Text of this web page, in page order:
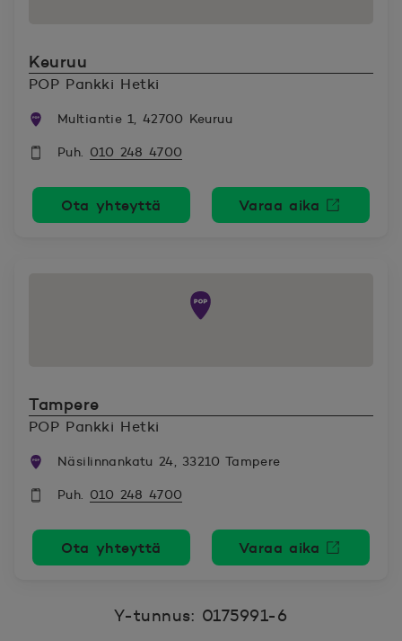
Keuruu
POP Pankki Hetki
Multiantie 1, 42700 Keuruu
Puh. 010 248 4700
Ota yhteyttä Varaa aika
Avautuu
Tampere
POP Pankki Hetki
Näsilinnankatu 24, 33210 Tampere
Puh. 010 248 4700
Ota yhteyttä Varaa aika
Avautuu
Y-tunnus: 0175991-6